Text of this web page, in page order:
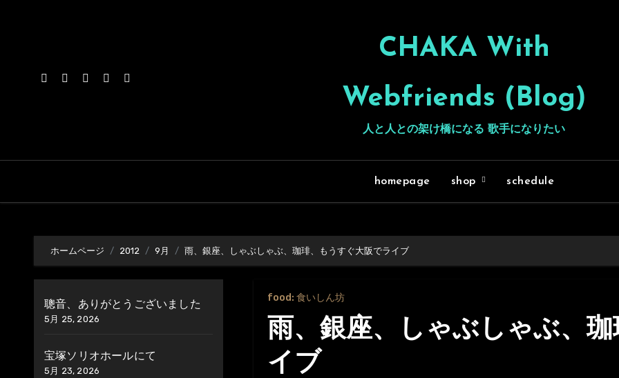
CHAKA With
Webfriends (Blog)
人と人との架け橋になる 歌手になりたい
homepage shop schedule
ホームページ 2012 9月 雨、銀座、しゃぶしゃぶ、珈琲、もうすぐ大阪でライブ
聰音、ありがとうございました
5月 25, 2026
宝塚ソリオホールにて
5月 23, 2026
food: 食いしん坊
雨、銀座、しゃぶしゃぶ、
イブ